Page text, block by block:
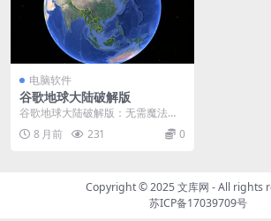
电脑软件
谷歌地球大陆破解版
谷歌地球大陆破解版：无需魔法，
一键安装后即可使用，windows版
本 谷歌地球大...
8 月前 231 0
Copyright © 2025文库网 - All rights
苏ICP备17039709号